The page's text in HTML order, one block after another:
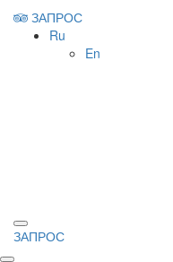
ЗАПРОС
Ru
En
ЗАПРОС